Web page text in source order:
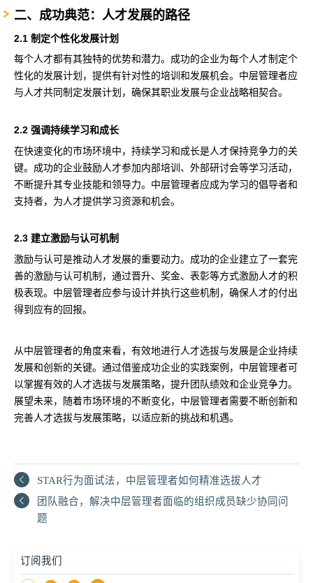
‌二、成功典范：人才发展的路径
2‌.1 制定个性化发展计划
每个人才都有其独特的优势和潜力。成功的企业为每个人才制定个
性化的发展计划，提供有针对性的培训和发展机会。中层管理者应
与人才共同制定发展计划，确保其职业发展与企业战略相契合。
2.2 强调持续学习和成长
在快速变化的市场环境中，持续学习和成长是人才保持竞争力的关
键。成功的企业鼓励人才参加内部培训、外部研讨会等学习活动，
不断提升其专业技能和领导力。中层管理者应成为学习的倡导者和
支持者，为人才提供学习资源和机会。
2.3 建立激励与认可机制
激励与认可是推动人才发展的重要动力。成功的企业建立了一套完
善的激励与认可机制，通过晋升、奖金、表彰等方式激励人才的积
极表现。中层管理者应参与设计并执行这些机制，确保人才的付出
得到应有的回报。
从中层管理者的角度来看，有效地进行人才选拔与发展是企业持续
发展和创新的关键。通过借鉴成功企业的实践案例，中层管理者可
以掌握有效的人才选拔与发展策略，提升团队绩效和企业竞争力。
展望未来，随着市场环境的不断变化，中层管理者需要不断创新和
完善人才选拔与发展策略，以适应新的挑战和机遇。
STAR行为面试法，中层管理者如何精准选拔人才
团队融合，解决中层管理者面临的组织成员缺少协同问
题
订阅我们